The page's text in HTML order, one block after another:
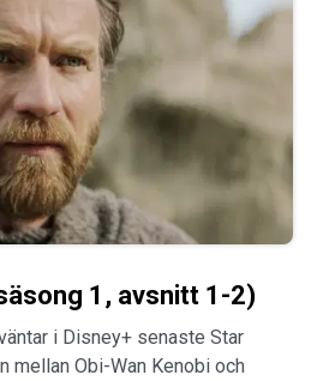
1, avsnitt 1-2)
i Disney+ senaste Star
mellan Obi-Wan Kenobi och